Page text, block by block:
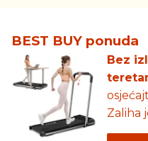
BEST BUY ponuda
Bez
Zaliha